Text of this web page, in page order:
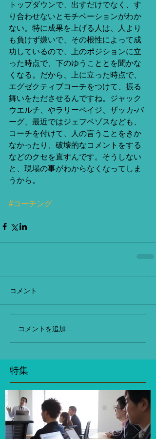
トップダウンで、出すだけでなく、す
り合わせないとモチベーションがわか
ない。特に成果を上げる人は、人より
も負けず嫌いで、その根性によって成
功しているので、上のポジションに立
った時点で、下のゆうこととを聞かな
くなる。だから、上に立った時点で、
エグゼクティブコーチをつけて、振る
舞いをたださせるんですね。ジャック
ウエルチ、やラリーペイジ、ザッカ-バ
ーグ、最近ではジェフベゾスなども、
コーチを付けて、人の言うことをきか
なかったり、破壊的なコメントをする
などのクセを直すんです。そうしない
と、現場の事がわからなくなってしま
うから。
#コーチング
コメント
コメントを追加…
特集